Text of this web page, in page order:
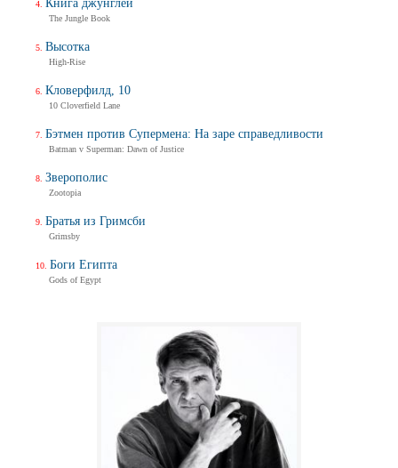
Книга джунглей
The Jungle Book
Высотка
High-Rise
Кловерфилд, 10
10 Cloverfield Lane
Бэтмен против Супермена: На заре справедливости
Batman v Superman: Dawn of Justice
Зверополис
Zootopia
Братья из Гримсби
Grimsby
Боги Египта
Gods of Egypt